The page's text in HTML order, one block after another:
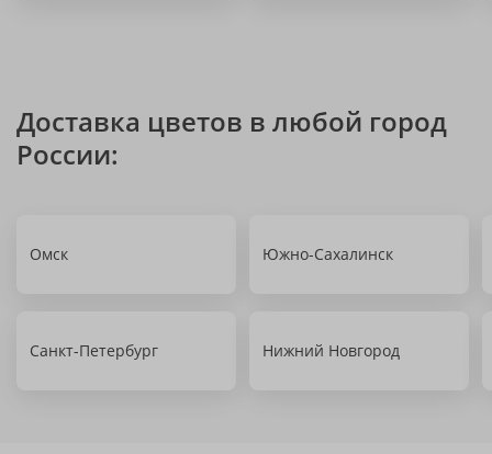
Доставка цветов в любой город
России:
Омск Южно-Сахалинск
Санкт-Петербург Нижний Новгород